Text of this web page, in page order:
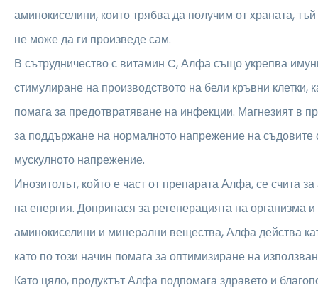
аминокиселини, които трябва да получим от храната,
не може да ги произведе сам.
В сътрудничество с витамин C, Алфа също укрепва
стимулиране на производството на бели кръвни клетки,
помага за предотвратяване на инфекции. Магнезият в
за поддържане на нормалното напрежение на съдовите
мускулното напрежение.
Инозитолът, който е част от препарата Алфа, се счита
на енергия. Допринася за регенерацията на организма
аминокиселини и минерални вещества, Алфа действа
като по този начин помага за оптимизиране на
Като цяло, продуктът Алфа подпомага здравето и